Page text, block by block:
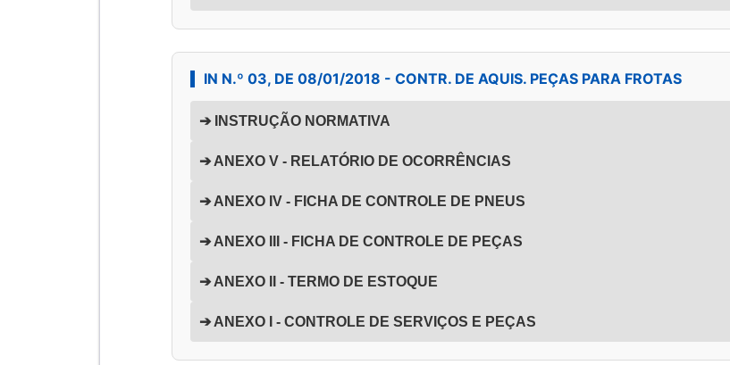
IN N.º 03, DE 08/01/2018 - CONTR. DE AQUIS. PEÇAS PARA FROTAS
➔ INSTRUÇÃO NORMATIVA
➔ ANEXO V - RELATÓRIO DE OCORRÊNCIAS
➔ ANEXO IV - FICHA DE CONTROLE DE PNEUS
➔ ANEXO III - FICHA DE CONTROLE DE PEÇAS
➔ ANEXO II - TERMO DE ESTOQUE
➔ ANEXO I - CONTROLE DE SERVIÇOS E PEÇAS